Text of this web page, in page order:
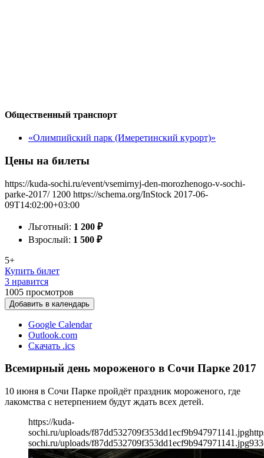
Общественный транспорт
«Олимпийский парк (Имеретинский курорт)»
Цены на билеты
https://kuda-sochi.ru/event/vsemirnyj-den-morozhenogo-v-sochi-
parke-2017/ 1200 https://schema.org/InStock 2017-06-
09T14:02:00+03:00
Льготный: 1 200 ₽
Взрослый: 1 500 ₽
5+
Купить билет
3 нравится
1005 просмотров
Добавить в календарь
Google Calendar
Outlook.com
Скачать .ics
Всемирный день мороженого в Сочи Парке 2017
10 июня в Сочи Парке пройдёт праздник мороженого, где
лакомства с нетерпением будут ждать всех детей.
https://kuda-
sochi.ru/uploads/f87dd532709f353dd1ecf9b947971141.jpg
sochi.ru/uploads/f87dd532709f353dd1ecf9b947971141.jpg933